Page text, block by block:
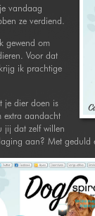
vandaag
ze verdiend.
gewend om
Voor dat
ik prachtige
je dier doen is
extra aandacht
jij dat zelf willen
aan? Met geduld